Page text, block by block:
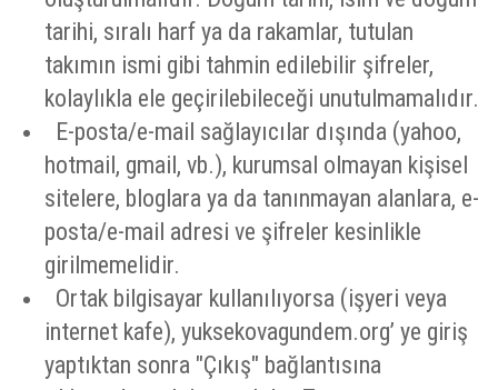
tarihi, sıralı harf ya da rakamlar, tutulan
takımın ismi gibi tahmin edilebilir şifreler,
kolaylıkla ele geçirilebileceği unutulmamalıdır.
E-posta/e-mail sağlayıcılar dışında (yahoo,
hotmail, gmail, vb.), kurumsal olmayan kişisel
sitelere, bloglara ya da tanınmayan alanlara, e-
posta/e-mail adresi ve şifreler kesinlikle
girilmemelidir.
Ortak bilgisayar kullanılıyorsa (işyeri veya
internet kafe), yuksekovagundem.org’ ye giriş
yaptıktan sonra "Çıkış" bağlantısına